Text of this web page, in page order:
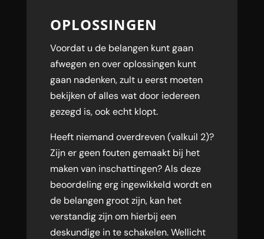
OPLOSSINGEN
Voordat u de belangen kunt gaan
afwegen en over oplossingen kunt
gaan nadenken, zult u eerst moeten
bekijken of alles wat door iedereen
gezegd is, ook echt klopt.
Heeft niemand overdreven (valkuil 2)?
Zijn er geen fouten gemaakt bij het
maken van inschattingen? Als deze
beoordeling erg ingewikkeld wordt en
de belangen groot zijn, kan het
verstandig zijn om hierbij een
deskundige in te schakelen. Wellicht